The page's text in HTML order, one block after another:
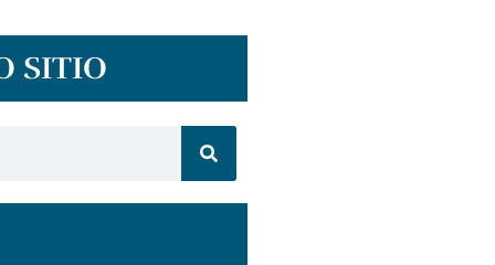
SITIO